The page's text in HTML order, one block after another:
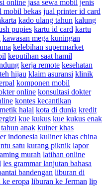
online jasa sewa mobil jenis
mobil bekas jual printer id card
kado ulang tahun kalung
pupies kartu id card kartu
kawasan mega kuningan
kelebihan supermarket
keputihan saat hamil
kerja remote kesehatan
hijau klaim asuransi klinik
komponen mobil
online konsultasi dokter
kontes kecantikan
halal kota di dunia kredit
kue kukus kue kukus enak
anak kuiner khas
indonesia kuliner khas china
satu kurang piknik lapor
murah latihan online
les grammar lanjutan bahasa
bandengan liburan di
ke eropa liburan ke Jerman lip